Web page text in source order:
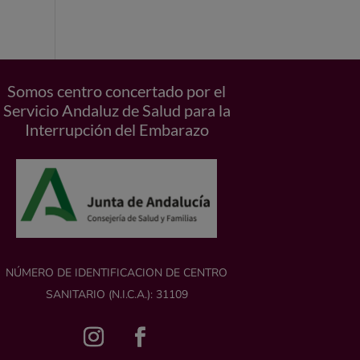
Somos centro concertado por el
Servicio Andaluz de Salud para la
Interrupción del Embarazo
NÚMERO DE IDENTIFICACION DE CENTRO
SANITARIO (N.I.C.A.): 31109